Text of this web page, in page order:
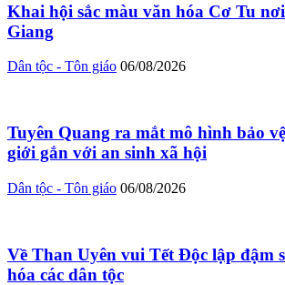
Khai hội sắc màu văn hóa Cơ Tu
Giang
Dân tộc - Tôn giáo 06/08/2026
Tuyên Quang ra mắt mô hình bảo
giới gắn với an sinh xã hội
Dân tộc - Tôn giáo 06/08/2026
Về Than Uyên vui Tết Độc lập đậm
hóa các dân tộc